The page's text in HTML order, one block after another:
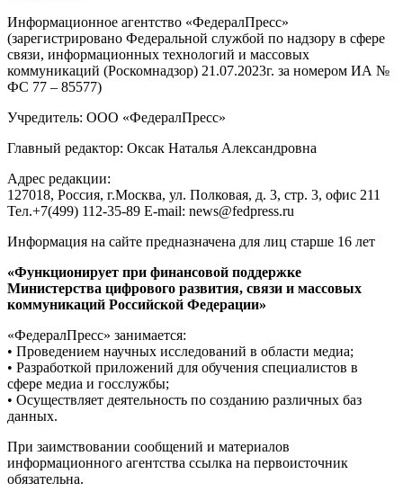
Информационное агентство «ФедералПресс»
(зарегистрировано Федеральной службой по надзору в сфере
связи, информационных технологий и массовых
коммуникаций (Роскомнадзор) 21.07.2023г. за номером ИА №
ФС 77 – 85577)
Учредитель: ООО «ФедералПресс»
Главный редактор: Оксак Наталья Александровна
Адрес редакции:
127018, Россия, г.Москва, ул. Полковая, д. 3, стр. 3, офис 211
Тел.+7(499) 112-35-89 E-mail: news@fedpress.ru
Информация на сайте предназначена для лиц старше 16 лет
«Функционирует при финансовой поддержке
Министерства цифрового развития, связи и массовых
коммуникаций Российской Федерации»
«ФедералПресс» занимается:
• Проведением научных исследований в области медиа;
• Разработкой приложений для обучения специалистов в
сфере медиа и госслужбы;
• Осуществляет деятельность по созданию различных баз
данных.
При заимствовании сообщений и материалов
информационного агентства ссылка на первоисточник
обязательна.